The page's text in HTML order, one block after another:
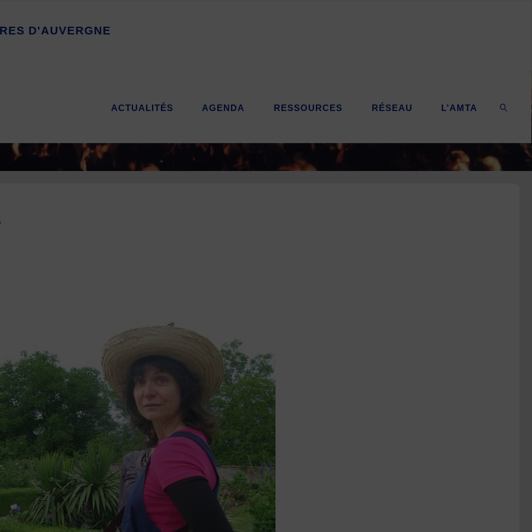
ES D'AUVERGNE
ACTUALITÉS AGENDA RESSOURCES RÉSEAU L’AMTA